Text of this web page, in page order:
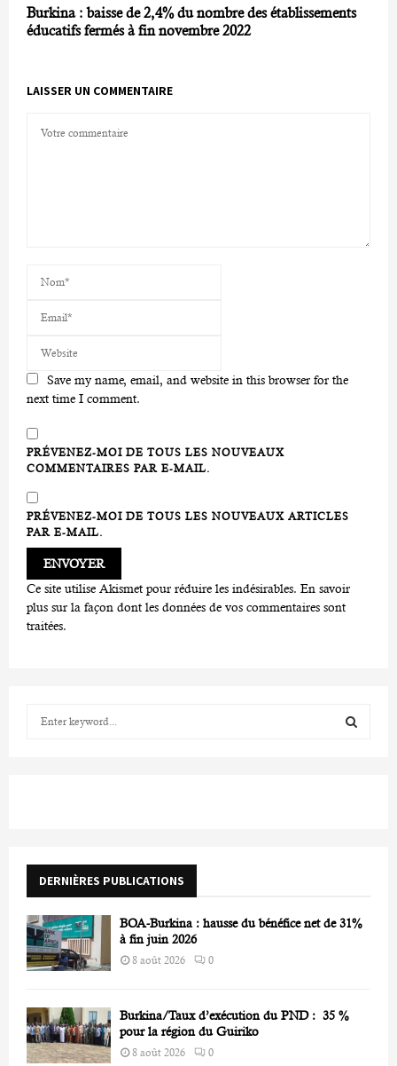
Burkina : baisse de 2,4% du nombre des établissements
éducatifs fermés à fin novembre 2022
LAISSER UN COMMENTAIRE
Save my name, email, and website in this browser for the
next time I comment.
PRÉVENEZ-MOI DE TOUS LES NOUVEAUX
COMMENTAIRES PAR E-MAIL.
PRÉVENEZ-MOI DE TOUS LES NOUVEAUX ARTICLES
PAR E-MAIL.
Ce site utilise Akismet pour réduire les indésirables. En savoir
plus sur la façon dont les données de vos commentaires sont
traitées.
r
DERNIÈRES PUBLICATIONS
BOA-Burkina : hausse du bénéfice net de 31%
à fin juin 2026
8 août 2026 0
Burkina/Taux d’exécution du PND : 35 %
pour la région du Guiriko
8 août 2026 0